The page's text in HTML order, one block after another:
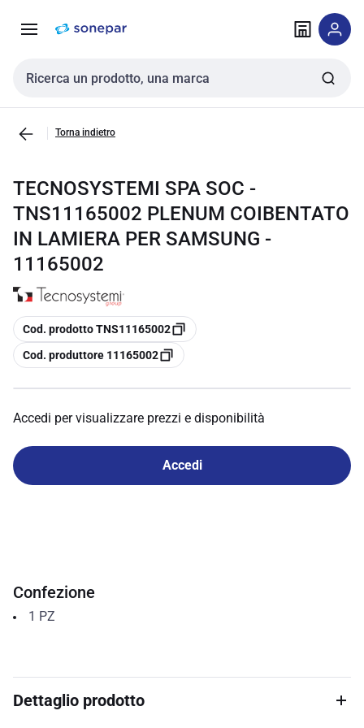
navigazione alla
Cerca input
Torna indietro
TECNOSYSTEMI SPA SOC -
TNS11165002 PLENUM COIBENTATO
IN LAMIERA PER SAMSUNG -
11165002
copia
Cod. prodotto TNS11165002
copia
Cod. produttore 11165002
Accedi per visualizzare prezzi e disponibilità
Accedi
Confezione
1 PZ
Dettaglio prodotto